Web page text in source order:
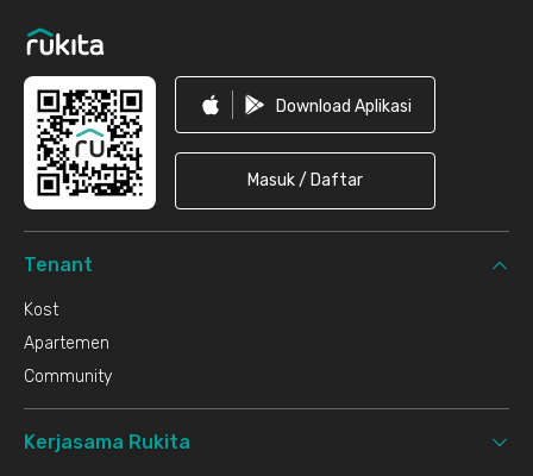
Download Aplikasi
Masuk / Daftar
Tenant
Kost
Apartemen
Community
Kerjasama Rukita